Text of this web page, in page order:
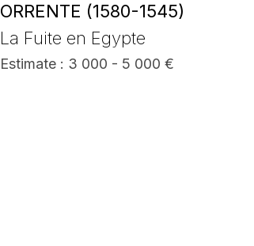
ORRENTE (1580-1545)
La Fuite en Egypte
Estimate : 3 000 - 5 000 €